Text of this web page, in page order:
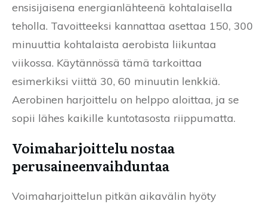
ensisijaisena energianlähteenä kohtalaisella
teholla. Tavoitteeksi kannattaa asettaa 150, 300
minuuttia kohtalaista aerobista liikuntaa
viikossa. Käytännössä tämä tarkoittaa
esimerkiksi viittä 30, 60 minuutin lenkkiä.
Aerobinen harjoittelu on helppo aloittaa, ja se
sopii lähes kaikille kuntotasosta riippumatta.
Voimaharjoittelu nostaa
perusaineenvaihduntaa
Voimaharjoittelun pitkän aikavälin hyöty